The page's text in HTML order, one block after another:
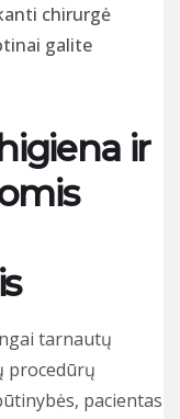
chirurgė
galite
ir
tarnautų
procedūrų
pacientas